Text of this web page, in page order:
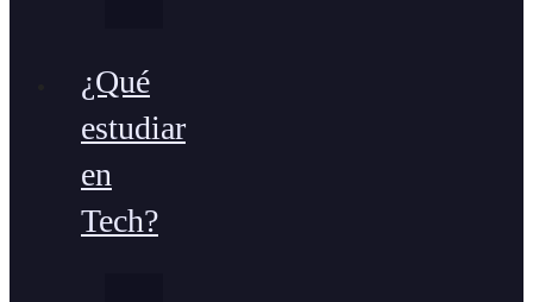
¿Qué
estudiar
en
Tech?